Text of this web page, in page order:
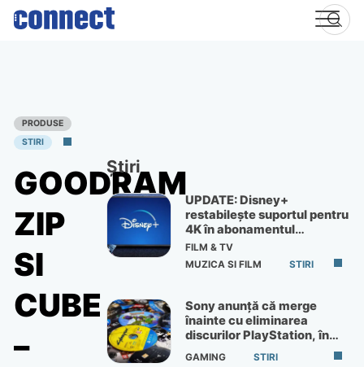
Skip
PRODUSE
STIRI
GOODRAM
ZIP
SI
CUBE
–
Știri
UPDATE: Disney+
restabilește suportul pentru
4K în abonamentul
Premium
FILM & TV
MUZICA SI FILM
STIRI
Sony anunță că merge
înainte cu eliminarea
discurilor PlayStation, în
ciuda protestelor
GAMING STIRI